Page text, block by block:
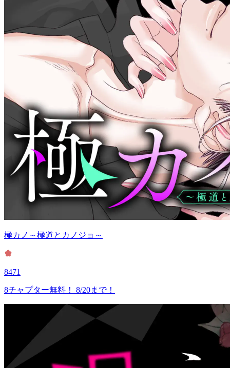
極カノ～極道とカノジョ～
8471
8チャプター無料！ 8/20まで！